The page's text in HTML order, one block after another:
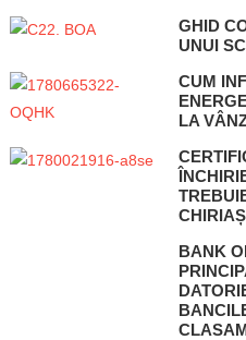
GHID
UNUI
CUM
LA
BANK